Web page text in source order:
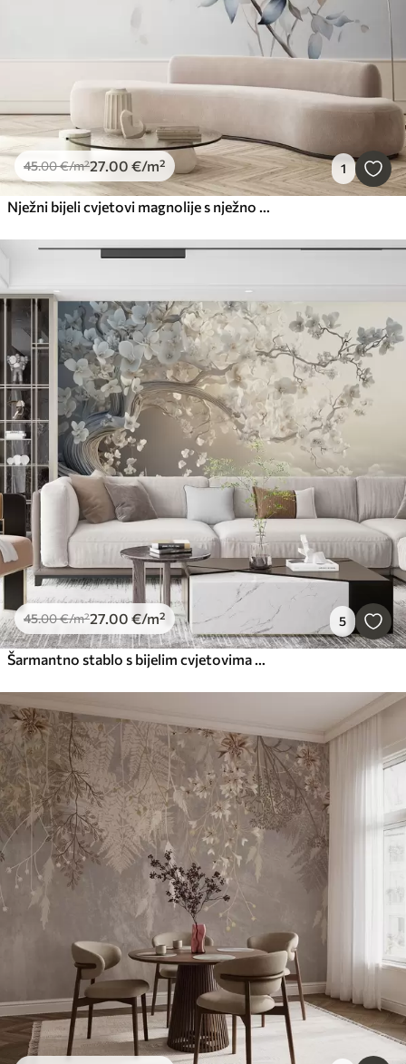
45.00€/m²27.00 €/m² 1
Nježni bijeli cvjetovi magnolije s nježno plavim laticama na svijetloj pozadini imitacija minimalizma akvarela
45.00€/m²27.00 €/m² 5
Šarmantno stablo s bijelim cvjetovima na pozadini oblaka u zanimljivom stilu u nježnim toplim bojama